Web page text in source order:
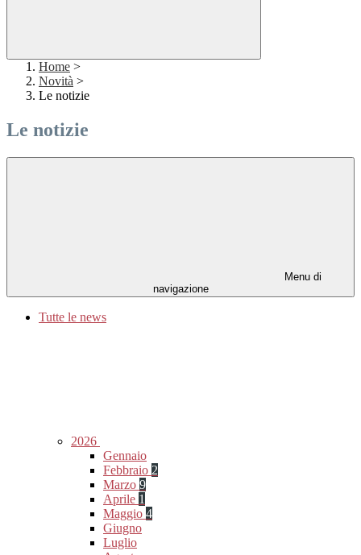
Home >
Novità >
Le notizie
Le notizie
Menu di
navigazione
Tutte le news
2026
Gennaio
Febbraio 2
Marzo 9
Aprile 1
Maggio 4
Giugno
Luglio